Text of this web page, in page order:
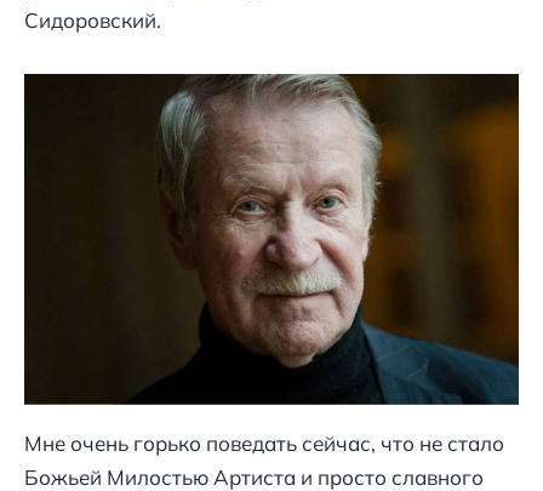
Сидоровский.
Мне очень горько поведать сейчас, что не стало
Божьей Милостью Артиста и просто славного